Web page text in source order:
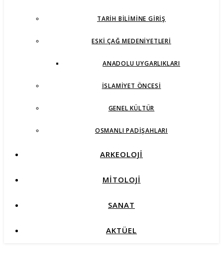
TARIH BILIMINE GIRIŞ
ESKI ÇAĞ MEDENIYETLERI
ANADOLU UYGARLIKLARI
İSLAMIYET ÖNCESI
GENEL KÜLTÜR
OSMANLI PADIŞAHLARI
ARKEOLOJİ
MİTOLOJİ
SANAT
AKTÜEL